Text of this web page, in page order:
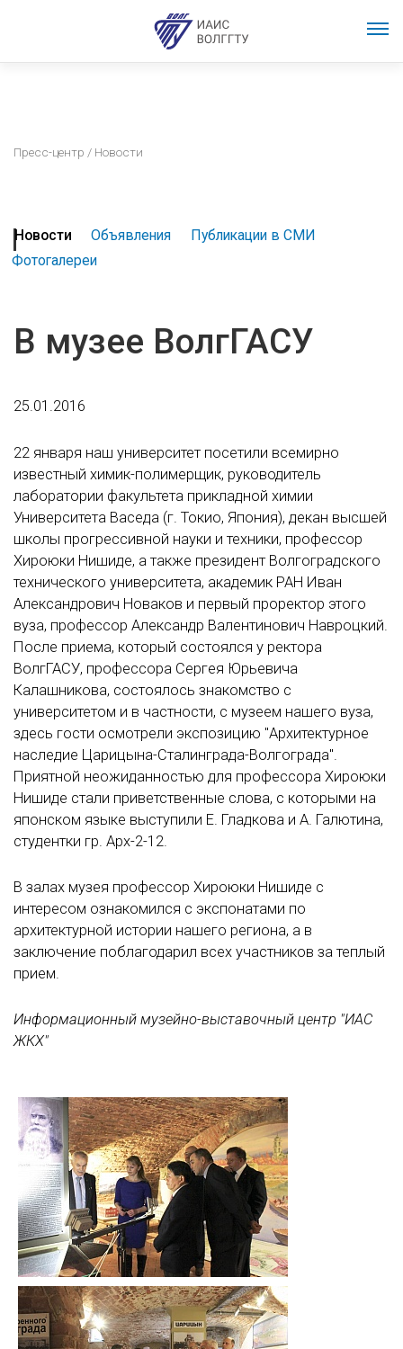
Пресс-центр / Новости
Новости Объявления
Публикации в СМИ
Фотогалереи
В музее ВолгГАСУ
25.01.2016
22 января наш университет посетили всемирно
известный химик-полимерщик, руководитель
лаборатории факультета прикладной химии
Университета Васеда (г. Токио, Япония), декан высшей
школы прогрессивной науки и техники, профессор
Хироюки Нишиде, а также президент Волгоградского
технического университета, академик РАН Иван
Александрович Новаков и первый проректор этого
вуза, профессор Александр Валентинович Навроцкий.
После приема, который состоялся у ректора
ВолгГАСУ, профессора Сергея Юрьевича
Калашникова, состоялось знакомство с
университетом и в частности, с музеем нашего вуза,
здесь гости осмотрели экспозицию "Архитектурное
наследие Царицына-Сталинграда-Волгограда".
Приятной неожиданностью для профессора Хироюки
Нишиде стали приветственные слова, с которыми на
японском языке выступили Е. Гладкова и А. Галютина,
студентки гр. Арх-2-12.
В залах музея профессор Хироюки Нишиде с
интересом ознакомился с экспонатами по
архитектурной истории нашего региона, а в
заключение поблагодарил всех участников за теплый
прием.
Информационный музейно-выставочный центр "ИАС
ЖКХ"